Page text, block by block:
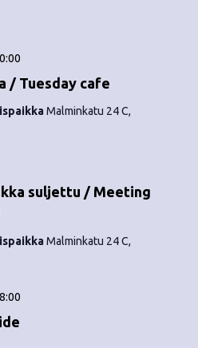
a
/ Tuesday cafe
Malminkatu 24 C,
suljettu / Meeting
Malminkatu 24 C,